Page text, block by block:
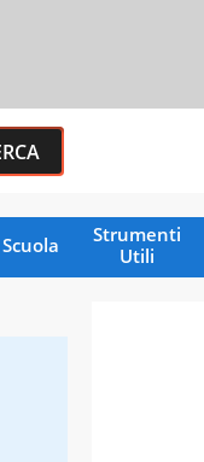
Scuola
Strumenti
Utili